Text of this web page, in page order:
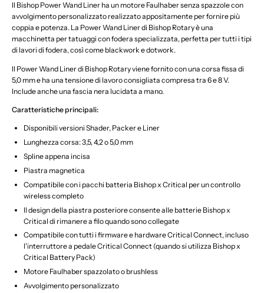
Il Bishop Power Wand Liner ha un motore Faulhaber senza spazzole con
avvolgimento personalizzato realizzato appositamente per fornire più
coppia e potenza. La Power Wand Liner di Bishop Rotary è una
macchinetta per tatuaggi con fodera specializzata, perfetta per tutti i tipi
di lavori di fodera, così come blackwork e dotwork.
Il Power Wand Liner di Bishop Rotary viene fornito con una corsa fissa di
5,0 mm e ha una tensione di lavoro consigliata compresa tra 6 e 8 V.
Include anche una fascia nera lucidata a mano.
Caratteristiche principali:
Disponibili versioni Shader, Packer e Liner
Lunghezza corsa: 3,5, 4,2 o 5,0 mm
Spline appena incisa
Piastra magnetica
Compatibile con i pacchi batteria Bishop x Critical per un controllo
wireless completo
Il design della piastra posteriore consente alle batterie Bishop x
Critical di rimanere a filo quando sono collegate
Compatibile con tutti i firmware e hardware Critical Connect, incluso
l'interruttore a pedale Critical Connect (quando si utilizza Bishop x
Critical Battery Pack)
Motore Faulhaber spazzolato o brushless
Avvolgimento personalizzato